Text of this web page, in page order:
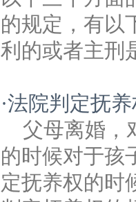
的规定，有以
利的或者主刑
·法院判定抚
父母离婚，
的时候对于孩
定抚养权的时